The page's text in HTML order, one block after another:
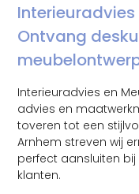
Ontvang
Interieuradvies en
advies en
toveren tot een
Arnhem streven wij
perfect aansluiten
klanten.